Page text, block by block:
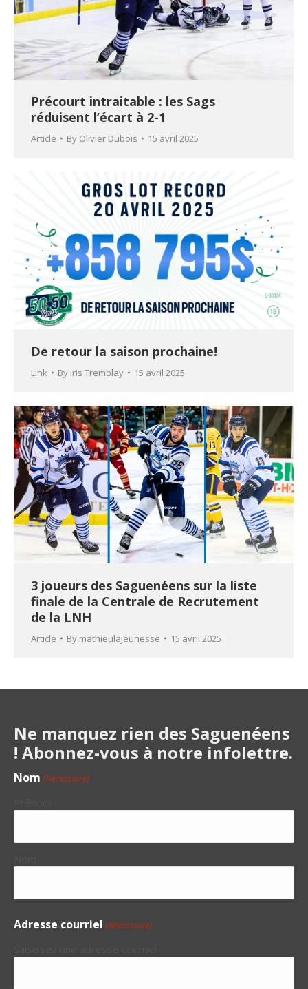
Précourt intraitable : les Sags
réduisent l’écart à 2-1
Article By Olivier Dubois 15 avril 2025
De retour la saison prochaine!
Link By Iris Tremblay 15 avril 2025
3 joueurs des Saguenéens sur la liste
finale de la Centrale de Recrutement
de la LNH
Article By mathieulajeunesse 15 avril 2025
Ne manquez rien des Saguenéens
! Abonnez-vous à notre infolettre.
Nom (Nécessaire)
Adresse courriel (Nécessaire)